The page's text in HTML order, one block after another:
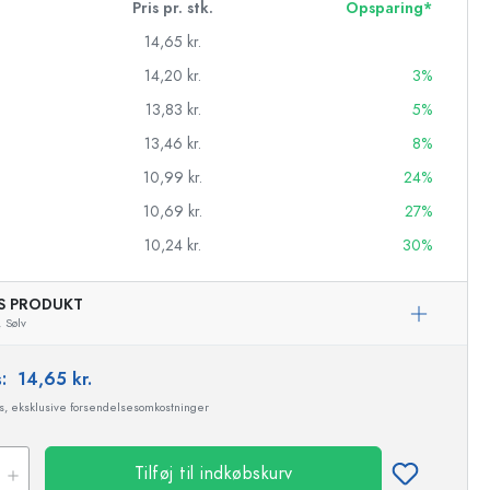
Pris pr. stk.
Opsparing*
14,65 kr.
14,20 kr.
3%
13,83 kr.
5%
13,46 kr.
8%
10,99 kr.
24%
10,69 kr.
27%
10,24 kr. 30%
PRODUKT
Sølv
14,65 kr.
eksklusive forsendelsesomkostninger
Tilføj til indkøbskurv